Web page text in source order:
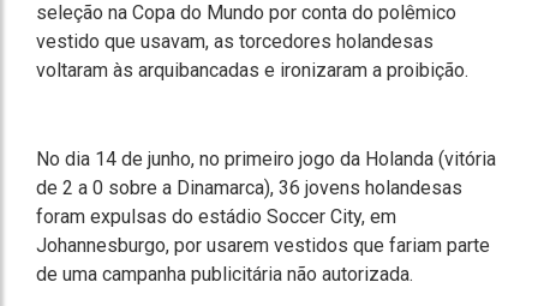
seleção na Copa do Mundo por conta do polêmico
vestido que usavam, as torcedores holandesas
voltaram às arquibancadas e ironizaram a proibição.
No dia 14 de junho, no primeiro jogo da Holanda (vitória
de 2 a 0 sobre a Dinamarca), 36 jovens holandesas
foram expulsas do estádio Soccer City, em
Johannesburgo, por usarem vestidos que fariam parte
de uma campanha publicitária não autorizada.